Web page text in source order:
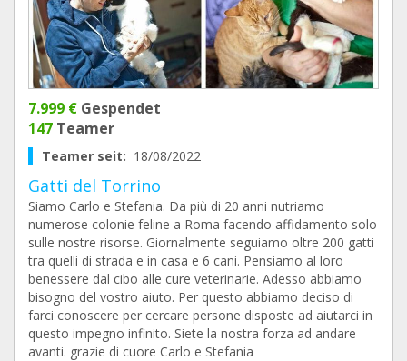
7.999 € Gespendet
147 Teamer
Teamer seit: 18/08/2022
Gatti del Torrino
Siamo Carlo e Stefania. Da più di 20 anni nutriamo
numerose colonie feline a Roma facendo affidamento solo
sulle nostre risorse. Giornalmente seguiamo oltre 200 gatti
tra quelli di strada e in casa e 6 cani. Pensiamo al loro
benessere dal cibo alle cure veterinarie. Adesso abbiamo
bisogno del vostro aiuto. Per questo abbiamo deciso di
farci conoscere per cercare persone disposte ad aiutarci in
questo impegno infinito. Siete la nostra forza ad andare
avanti. grazie di cuore Carlo e Stefania